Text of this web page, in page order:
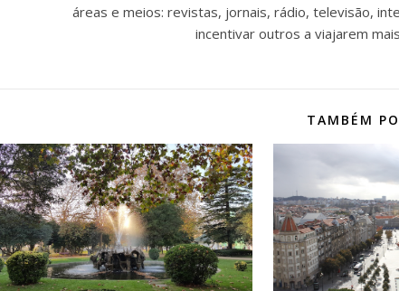
áreas e meios: revistas, jornais, rádio, televisão,
incentivar outros a viajarem
TAMBÉM